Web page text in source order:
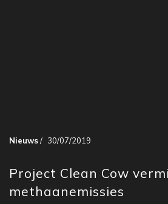
Nieuws/ 30/07/2019
Project Clean Cow
methaanemissies